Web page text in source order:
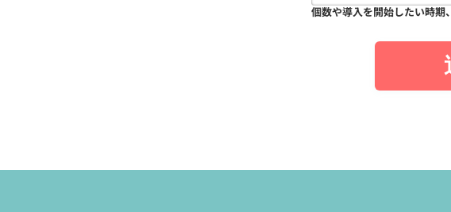
個数や導入を開始したい時期